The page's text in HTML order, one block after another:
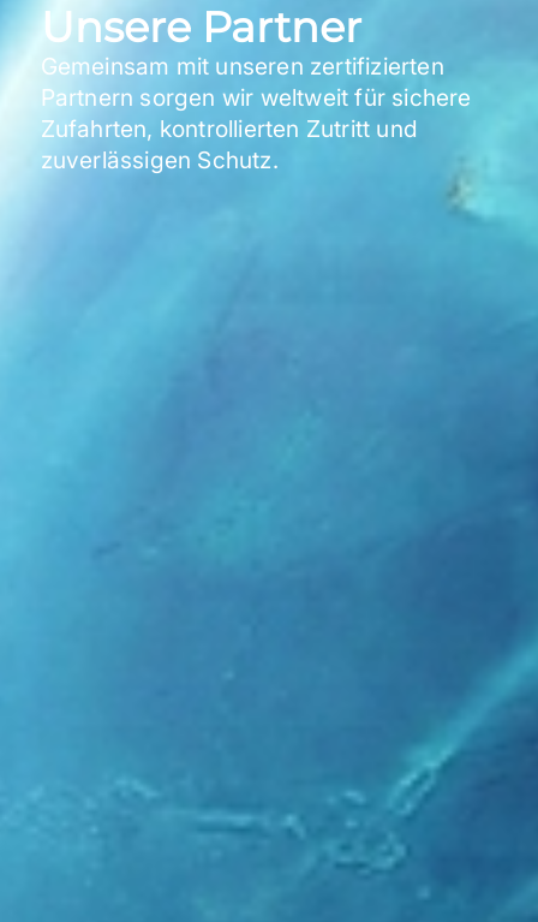
Unsere Partner
Gemeinsam mit unseren zertifizierten
Partnern sorgen wir weltweit für sichere
Zufahrten, kontrollierten Zutritt und
zuverlässigen Schutz.